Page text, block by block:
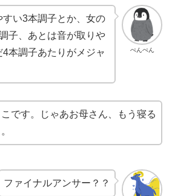
ぺんぺん
い3本調子とか、女の
子、あとは音が取りや
本調子あたりがメジャ
です。じゃあお母さん、もう寝る
ファイナルアンサー？？